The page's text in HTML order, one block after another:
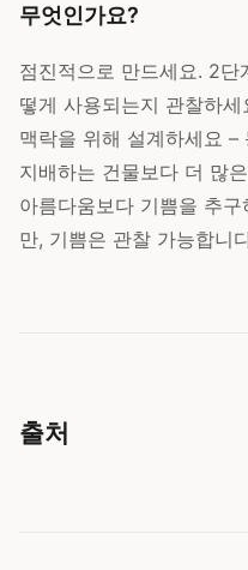
무엇인가요?
점진적으로 만드세요. 2단
떻게 사용되는지 관찰하
맥락을 위해 설계하세요
지배하는 건물보다 더 많
아름다움보다 기쁨을 추
만, 기쁨은 관찰 가능합니
출처